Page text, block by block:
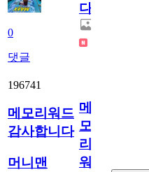
0
댓글
다.
196741
메모리워드
감사합니다
머니맨
메
모
리
워